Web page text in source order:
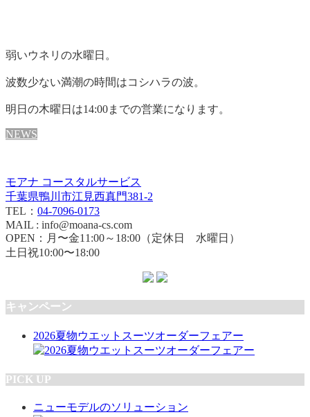
弱いウネリの水曜日。
波数少ない満潮の時間はコシハラの波。
明日の木曜日は14:00までの営業になります。
NEWS
モアナ コースタルサービス
千葉県鴨川市江見西真門381-2
TEL： 04-7096-0173
MAIL : info@moana-cs.com
OPEN：月〜金11:00～18:00（定休日 水曜日）
土日祝10:00〜18:00
キャンペーン
2026夏物ウエットスーツオーダーフェアー
PICK UP
ニューモデルのソリューション